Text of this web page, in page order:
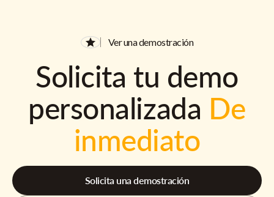
Ver una demostración
Solicita tu demo
personalizada De
inmediato
Solicita una demostración